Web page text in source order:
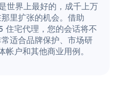
世界上最好的，成千上万
里扩张的机会。借助
住宅代理，您的会话将不
适合品牌保护、市场研
帐户和其他商业用例。